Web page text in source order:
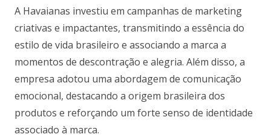
A Havaianas investiu em campanhas de marketing
criativas e impactantes, transmitindo a essência do
estilo de vida brasileiro e associando a marca a
momentos de descontração e alegria. Além disso, a
empresa adotou uma abordagem de comunicação
emocional, destacando a origem brasileira dos
produtos e reforçando um forte senso de identidade
associado à marca.